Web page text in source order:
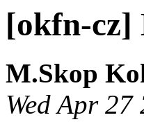
[okfn-cz]
M.Skop
Wed Apr